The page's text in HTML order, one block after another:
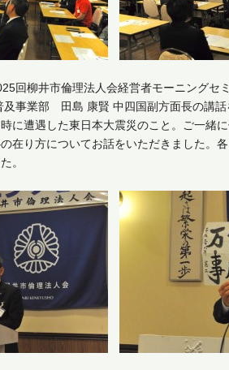
回柳井市倫理法人会経営者モーニングセ
事業部 田島 康賢 中四国副方面長の講話
に遭遇した東日本大震災のこと。ご一緒
在り方についてお話をいただきました。
。